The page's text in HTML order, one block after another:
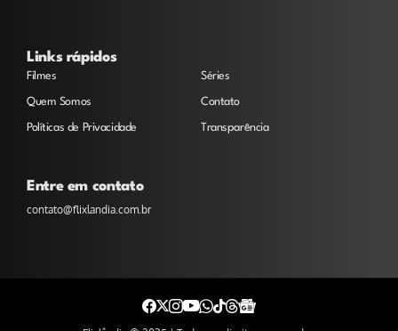
Links rápidos
Filmes Séries
Quem Somos Contato
Políticas de Privacidade Transparência
Entre em contato
contato@flixlandia.com.br